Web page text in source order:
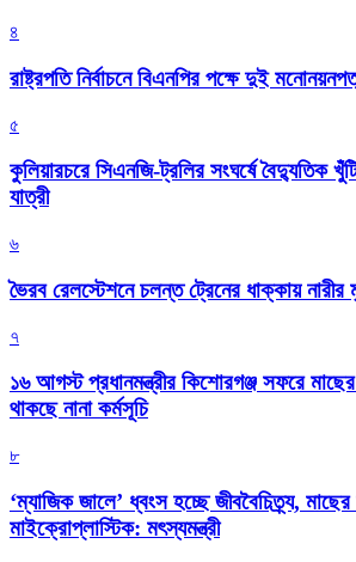
৪
রাষ্ট্রপতি নির্বাচনে বিএনপির পক্ষে দুই
৫
কুলিয়ারচরে সিএনজি-ট্রলির সংঘর্ষে বৈদ্যুতিক
যাত্রী
৬
ভৈরব রেলস্টেশনে চলন্ত ট্রেনের ধাক্কায় নারীর
৭
১৬ আগস্ট প্রধানমন্ত্রীর কিশোরগঞ্জ সফরে
থাকছে নানা কর্মসূচি
৮
‘ম্যাজিক জালে’ ধ্বংস হচ্ছে জীববৈচিত্র্য,
মাইক্রোপ্লাস্টিক: মৎস্যমন্ত্রী